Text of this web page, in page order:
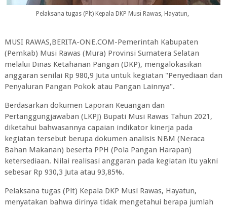
Pelaksana tugas (Plt) Kepala DKP Musi Rawas, Hayatun,
MUSI RAWAS,BERITA-ONE.COM-Pemerintah Kabupaten
(Pemkab) Musi Rawas (Mura) Provinsi Sumatera Selatan
melalui Dinas Ketahanan Pangan (DKP), mengalokasikan
anggaran senilai Rp 980,9 Juta untuk kegiatan "Penyediaan dan
Penyaluran Pangan Pokok atau Pangan Lainnya".
Berdasarkan dokumen Laporan Keuangan dan
Pertanggungjawaban (LKPJ) Bupati Musi Rawas Tahun 2021,
diketahui bahwasannya capaian indikator kinerja pada
kegiatan tersebut berupa dokumen analisis NBM (Neraca
Bahan Makanan) beserta PPH (Pola Pangan Harapan)
ketersediaan. Nilai realisasi anggaran pada kegiatan itu yakni
sebesar Rp 930,3 Juta atau 93,85%.
Pelaksana tugas (Plt) Kepala DKP Musi Rawas, Hayatun,
menyatakan bahwa dirinya tidak mengetahui berapa jumlah